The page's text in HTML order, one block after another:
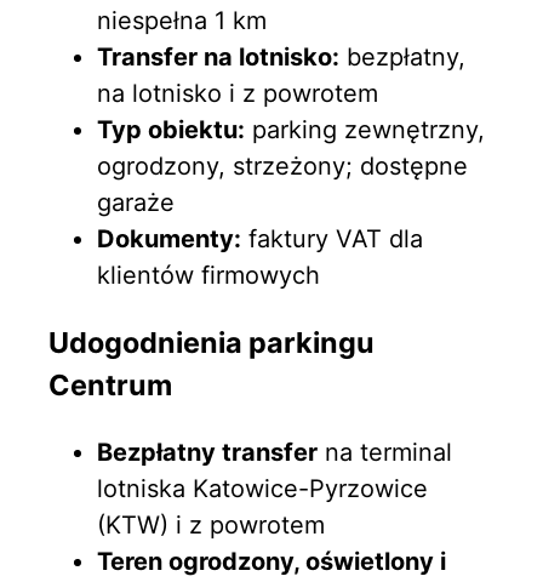
niespełna 1 km
Transfer na lotnisko: bezpłatny,
na lotnisko i z powrotem
Typ obiektu: parking zewnętrzny,
ogrodzony, strzeżony; dostępne
garaże
Dokumenty: faktury VAT dla
klientów firmowych
Udogodnienia parkingu
Centrum
Bezpłatny transfer na terminal
lotniska Katowice-Pyrzowice
(KTW) i z powrotem
Teren ogrodzony, oświetlony i